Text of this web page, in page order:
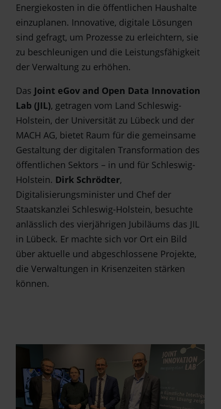
Energiekosten in die öffentlichen Haushalte
einzuplanen. Innovative, digitale Lösungen
sind gefragt, um Prozesse zu erleichtern, sie
zu beschleunigen und die Leistungsfähigkeit
der Verwaltung zu erhöhen.
Das Joint eGov and Open Data Innovation
Lab (JIL), getragen vom Land Schleswig-
Holstein, der Universität zu Lübeck und der
MACH AG, bietet Raum für die gemeinsame
Gestaltung der digitalen Transformation des
öffentlichen Sektors – in und für Schleswig-
Holstein. Dirk Schrödter,
Digitalisierungsminister und Chef der
Staatskanzlei Schleswig-Holstein, besuchte
anlässlich des vierjährigen Jubiläums das JIL
in Lübeck. Er machte sich vor Ort ein Bild
über aktuelle und abgeschlossene Projekte,
die Verwaltungen in Krisenzeiten stärken
können.